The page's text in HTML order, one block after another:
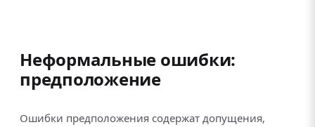
Неформальные ошибки:
предположение
Ошибки предположения содержат допущения,